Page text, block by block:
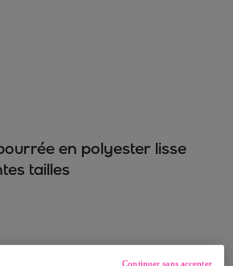
en polyester lisse
tailles
Continuer sans accepter